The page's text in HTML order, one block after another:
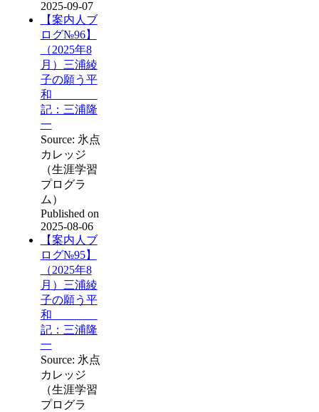
2025-09-07
【案内人ブ
ログ№96】
（2025年8
月）三浦綾
子の願う平
和
記：三浦隆
一
Source: 氷点
カレッジ
（生涯学習
プログラ
ム）
Published on
2025-08-06
【案内人ブ
ログ№95】
（2025年8
月）三浦綾
子の願う平
和
記：三浦隆
一
Source: 氷点
カレッジ
（生涯学習
プログラ